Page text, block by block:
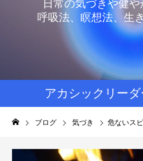
アカシックリー
日常の気づきや健
呼吸法、瞑想法、生
ブログ 気づき 危ないス